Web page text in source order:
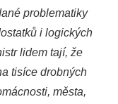
problematiky
i logických
lidem tají, že
tisíce drobných
města,